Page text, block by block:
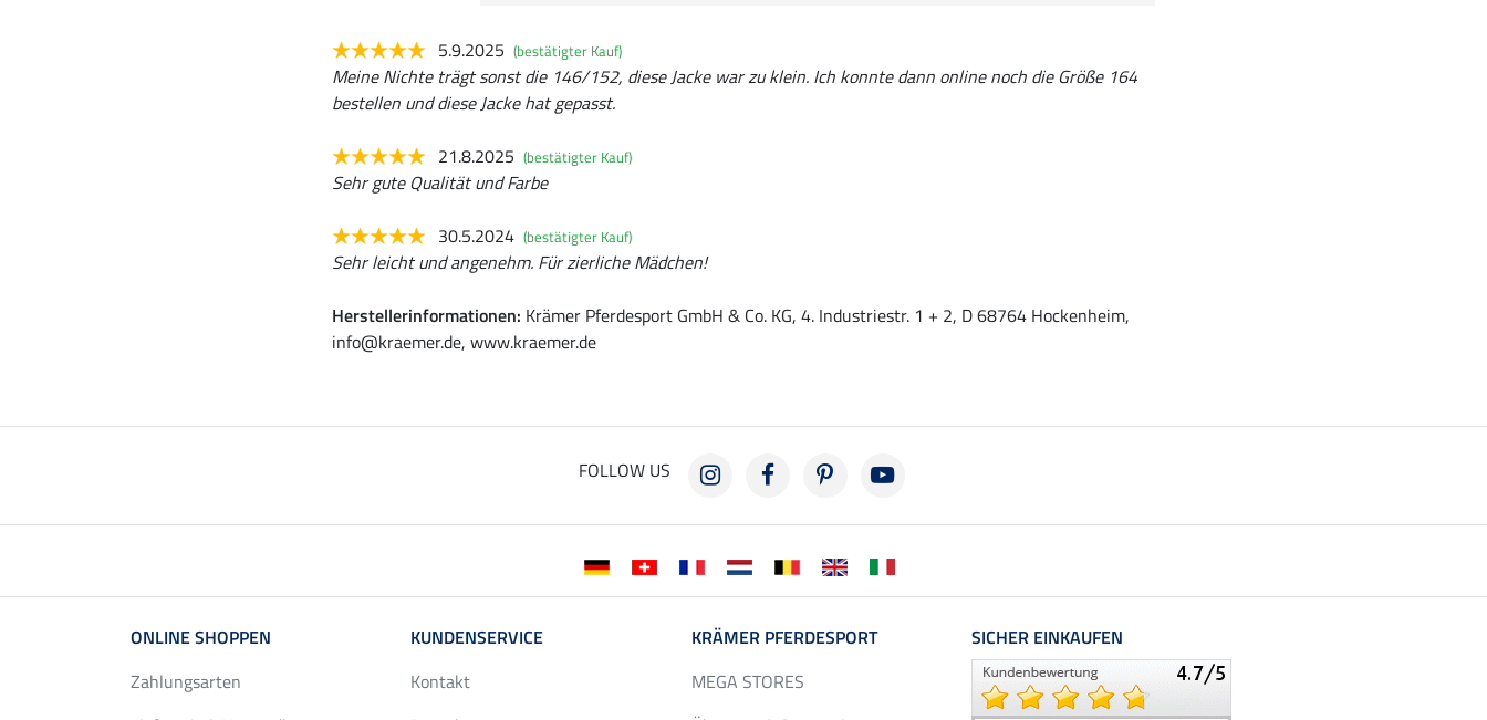
5.9.2025 (bestätigter Kauf)
Meine Nichte trägt sonst die 146/152, diese Jacke war zu klein. Ich konnte dann online noch die Größe 164
bestellen und diese Jacke hat gepasst.
21.8.2025 (bestätigter Kauf)
Sehr gute Qualität und Farbe
30.5.2024 (bestätigter Kauf)
Sehr leicht und angenehm. Für zierliche Mädchen!
Herstellerinformationen: Krämer Pferdesport GmbH & Co. KG, 4. Industriestr. 1 + 2, D 68764 Hockenheim,
info@kraemer.de, www.kraemer.de
FOLLOW US
ONLINE SHOPPEN
Zahlungsarten
KUNDENSERVICE
Kontakt
KRÄMER PFERDESPORT
MEGA STORES
SICHER EINKAUFEN